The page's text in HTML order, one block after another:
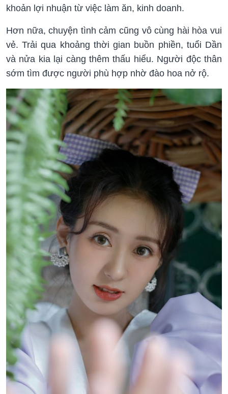
khoản lợi nhuận từ việc làm ăn, kinh doanh.
Hơn nữa, chuyện tình cảm cũng vô cùng hài hòa vui
vẻ. Trải qua khoảng thời gian buồn phiền, tuổi Dần
và nửa kia lại càng thêm thấu hiểu. Người độc thân
sớm tìm được người phù hợp nhờ đào hoa nở rộ.